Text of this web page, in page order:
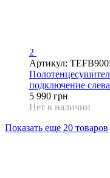
2
Артикул:
подключение слева
5 990 грн
Нет в наличии
Показать еще 20 товаров